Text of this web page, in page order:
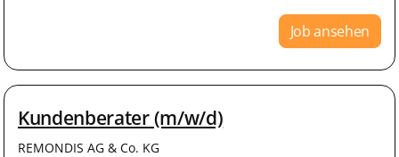
Job ansehen
Kundenberater (m/w/d)
REMONDIS AG & Co. KG